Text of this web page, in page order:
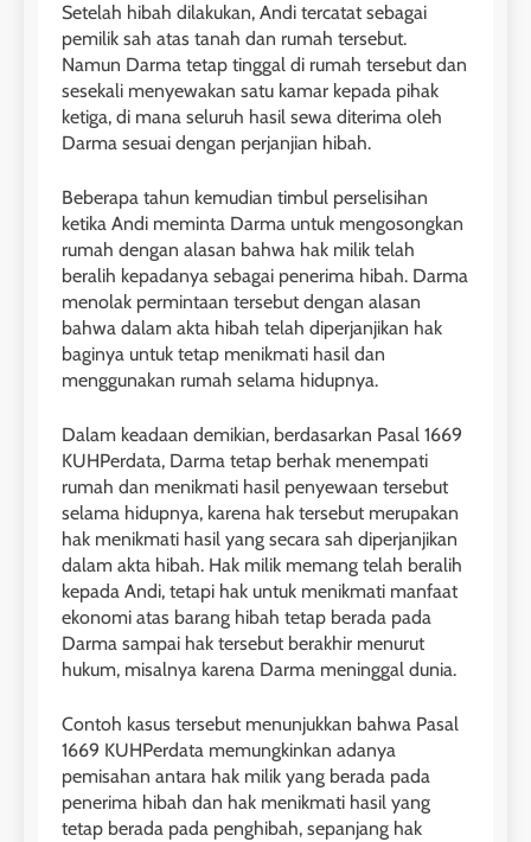
Setelah hibah dilakukan, Andi tercatat sebagai
pemilik sah atas tanah dan rumah tersebut.
Namun Darma tetap tinggal di rumah tersebut dan
sesekali menyewakan satu kamar kepada pihak
ketiga, di mana seluruh hasil sewa diterima oleh
Darma sesuai dengan perjanjian hibah.
Beberapa tahun kemudian timbul perselisihan
ketika Andi meminta Darma untuk mengosongkan
rumah dengan alasan bahwa hak milik telah
beralih kepadanya sebagai penerima hibah. Darma
menolak permintaan tersebut dengan alasan
bahwa dalam akta hibah telah diperjanjikan hak
baginya untuk tetap menikmati hasil dan
menggunakan rumah selama hidupnya.
Dalam keadaan demikian, berdasarkan Pasal 1669
KUHPerdata, Darma tetap berhak menempati
rumah dan menikmati hasil penyewaan tersebut
selama hidupnya, karena hak tersebut merupakan
hak menikmati hasil yang secara sah diperjanjikan
dalam akta hibah. Hak milik memang telah beralih
kepada Andi, tetapi hak untuk menikmati manfaat
ekonomi atas barang hibah tetap berada pada
Darma sampai hak tersebut berakhir menurut
hukum, misalnya karena Darma meninggal dunia.
Contoh kasus tersebut menunjukkan bahwa Pasal
1669 KUHPerdata memungkinkan adanya
pemisahan antara hak milik yang berada pada
penerima hibah dan hak menikmati hasil yang
tetap berada pada penghibah, sepanjang hak